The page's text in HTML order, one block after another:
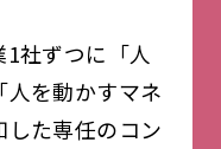
社ずつに「人
を動かすマネ
た専任のコン